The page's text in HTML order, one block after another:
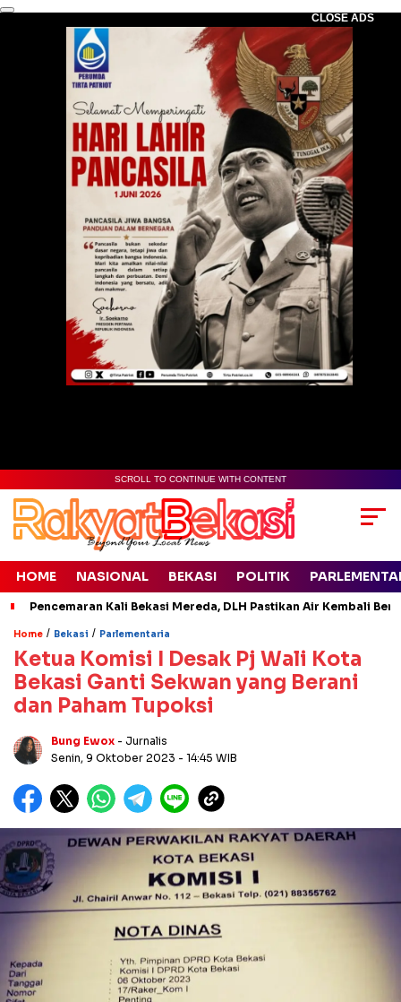
CLOSE ADS
SCROLL TO CONTINUE WITH CONTENT
HOME NASIONAL BEKASI POLITIK
Pencemaran Kali Bekasi Mereda, DLH Pastikan Air Kembali
Home / Bekasi / Parlementaria
Ketua Komisi I Desak Pj Wali Kota
Bekasi Ganti Sekwan yang Berani
dan Paham Tupoksi
Bung Ewox - Jurnalis
Senin, 9 Oktober 2023 - 14:45 WIB